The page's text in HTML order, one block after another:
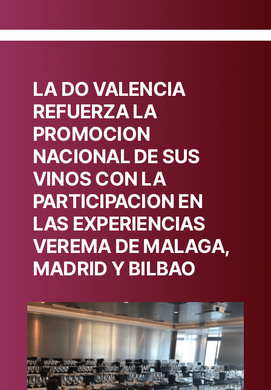
LA DO VALENCIA
REFUERZA LA
PROMOCION
NACIONAL DE SUS
VINOS CON LA
PARTICIPACION EN
LAS EXPERIENCIAS
VEREMA DE MALAGA,
MADRID Y BILBAO